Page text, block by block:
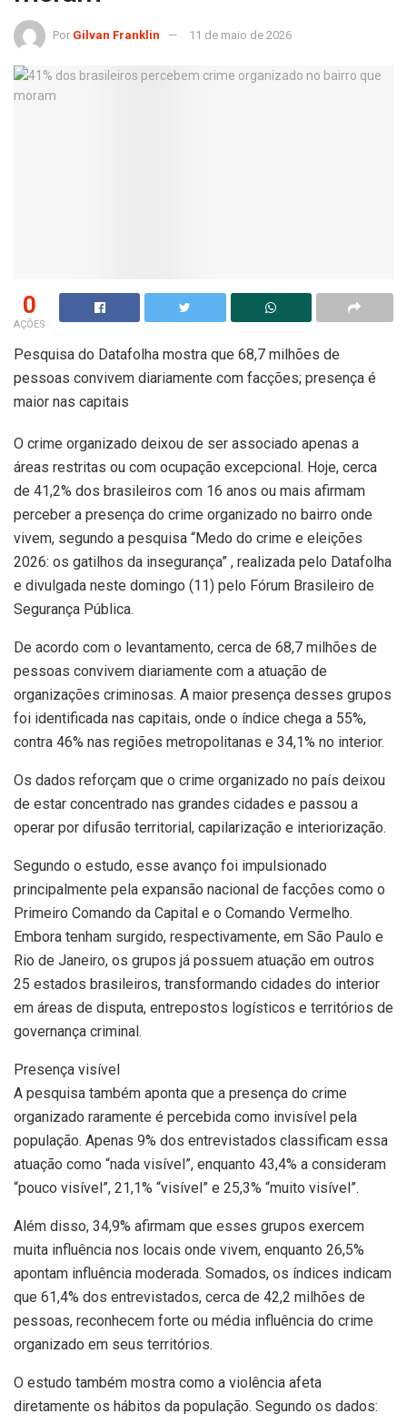
Por Gilvan Franklin 11 de maio de 2026
0
AÇÕES
Pesquisa do Datafolha mostra que 68,7 milhões de
pessoas convivem diariamente com facções; presença é
maior nas capitais
O crime organizado deixou de ser associado apenas a
áreas restritas ou com ocupação excepcional. Hoje, cerca
de 41,2% dos brasileiros com 16 anos ou mais afirmam
perceber a presença do crime organizado no bairro onde
vivem, segundo a pesquisa “Medo do crime e eleições
2026: os gatilhos da insegurança” , realizada pelo Datafolha
e divulgada neste domingo (11) pelo Fórum Brasileiro de
Segurança Pública.
De acordo com o levantamento, cerca de 68,7 milhões de
pessoas convivem diariamente com a atuação de
organizações criminosas. A maior presença desses grupos
foi identificada nas capitais, onde o índice chega a 55%,
contra 46% nas regiões metropolitanas e 34,1% no interior.
Os dados reforçam que o crime organizado no país deixou
de estar concentrado nas grandes cidades e passou a
operar por difusão territorial, capilarização e interiorização.
Segundo o estudo, esse avanço foi impulsionado
principalmente pela expansão nacional de facções como o
Primeiro Comando da Capital e o Comando Vermelho.
Embora tenham surgido, respectivamente, em São Paulo e
Rio de Janeiro, os grupos já possuem atuação em outros
25 estados brasileiros, transformando cidades do interior
em áreas de disputa, entrepostos logísticos e territórios de
governança criminal.
Presença visível
A pesquisa também aponta que a presença do crime
organizado raramente é percebida como invisível pela
população. Apenas 9% dos entrevistados classificam essa
atuação como “nada visível”, enquanto 43,4% a consideram
“pouco visível”, 21,1% “visível” e 25,3% “muito visível”.
Além disso, 34,9% afirmam que esses grupos exercem
muita influência nos locais onde vivem, enquanto 26,5%
apontam influência moderada. Somados, os índices indicam
que 61,4% dos entrevistados, cerca de 42,2 milhões de
pessoas, reconhecem forte ou média influência do crime
organizado em seus territórios.
O estudo também mostra como a violência afeta
diretamente os hábitos da população. Segundo os dados: